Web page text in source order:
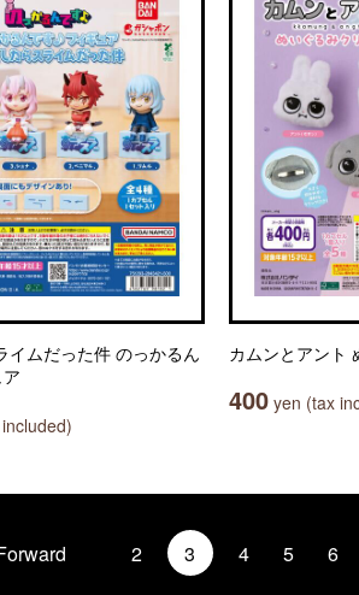
イムだった件 のっかるん
カムンとアント
400 yen (tax
2 3 4 5 6